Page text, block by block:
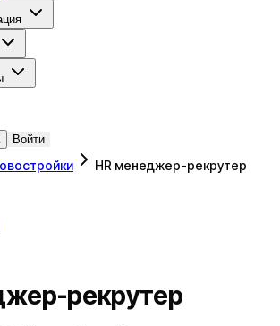
Войти
HR менеджер-рекрутер
рекрутер